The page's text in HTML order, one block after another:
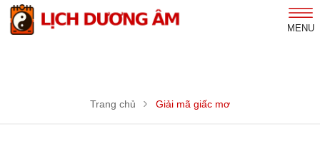
MENU
Trang chủ Giải mã giấc mơ